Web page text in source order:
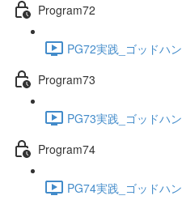
Program72
PG72実践_ゴッドハ
Program73
PG73実践_ゴッドハ
Program74
PG74実践_ゴッドハ